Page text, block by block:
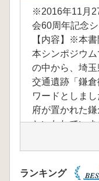
※2016年11月
会60周年記念
【内容】※本
本シンポジウ
の中から、埼
交通遺跡「鎌
ワードとしま
府が置かれた
といわれてい
世の資料には
等、個別の名
道」の名称が
ランキング